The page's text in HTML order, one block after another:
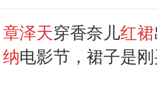
章泽天穿香奈儿红裙
纳电影节，裙子是刚